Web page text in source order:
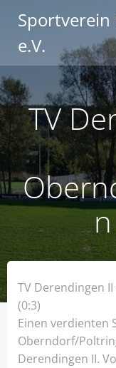
e.V.
TV
TV Derendingen
(0:3)
Einen verdienten
Oberndorf/
Derendingen II.